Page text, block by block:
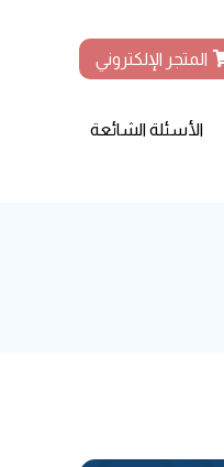
المتجر الإلكتروني
الأسئلة الشائعة